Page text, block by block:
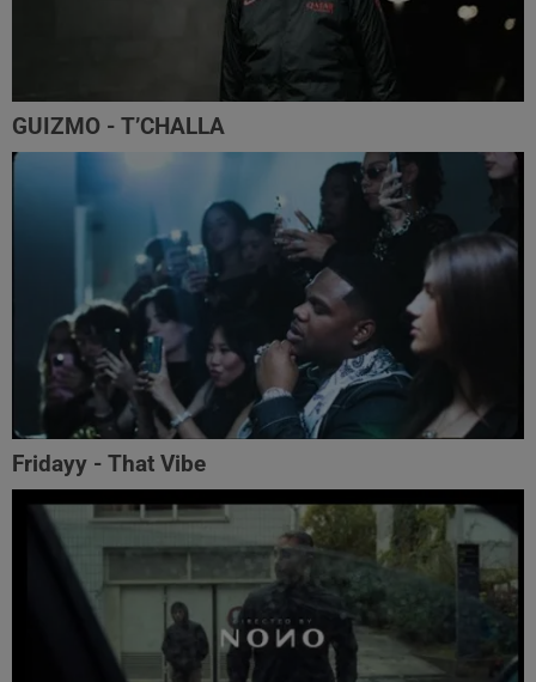
GUIZMO - T’CHALLA
Fridayy - That Vibe